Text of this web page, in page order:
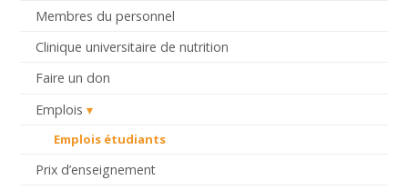
Membres du personnel
Clinique universitaire de nutrition
Faire un don
Emplois
Emplois étudiants
Prix d’enseignement